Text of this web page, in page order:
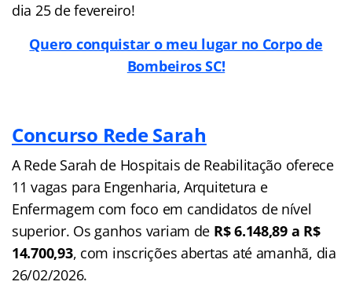
dia 25 de fevereiro!
Quero conquistar o meu lugar no Corpo de
Bombeiros SC!
Concurso Rede Sarah
A Rede Sarah de Hospitais de Reabilitação oferece
11 vagas para Engenharia, Arquitetura e
Enfermagem com foco em candidatos de nível
superior. Os ganhos variam de R$ 6.148,89 a R$
14.700,93, com inscrições abertas até amanhã, dia
26/02/2026.